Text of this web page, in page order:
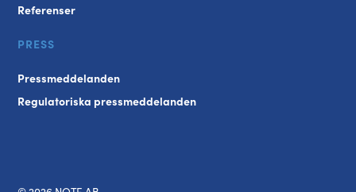
Referenser
PRESS
Pressmeddelanden
Regulatoriska pressmeddelanden